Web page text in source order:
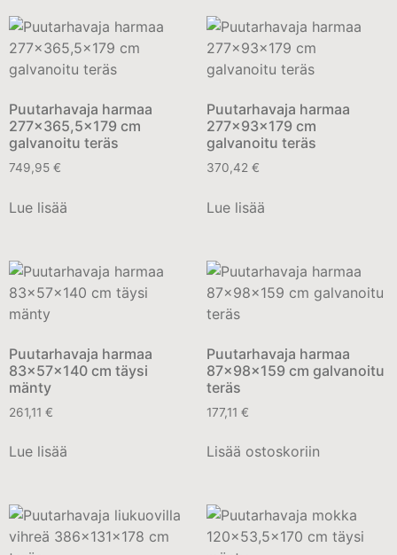
Puutarhavaja harmaa
277×365,5×179 cm
galvanoitu teräs
749,95 €
Lue lisää
Puutarhavaja harmaa
277x93x179 cm
galvanoitu teräs
370,42 €
Lue lisää
Puutarhavaja harmaa
83x57x140 cm täysi
mänty
261,11 €
Lue lisää
Puutarhavaja harmaa
87x98x159 cm galvanoitu
teräs
177,11 €
Lisää ostoskoriin